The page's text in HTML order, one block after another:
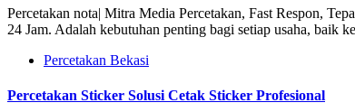
Percetakan nota| Mitra Media Percetakan, Fast Respon,
24 Jam. Adalah kebutuhan penting bagi setiap usaha, baik
Percetakan Bekasi
Percetakan Sticker Solusi Cetak Sticker Profesional